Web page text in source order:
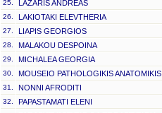
25. LAZARIS ANDREAS
26. LAKIOTAKI ELEVTHERIA
27. LIAPIS GEORGIOS
28. MALAKOU DESPOINA
29. MICHALEA GEORGIA
30. MOUSEIO PATHOLOGIKIS ANATOMIKIS
31.
NONNI AFRODITI
32. PAPASTAMATI ELENI